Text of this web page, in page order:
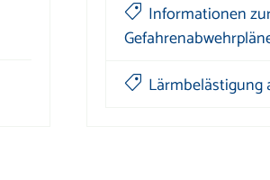
Informationen
Lärmbelästigung